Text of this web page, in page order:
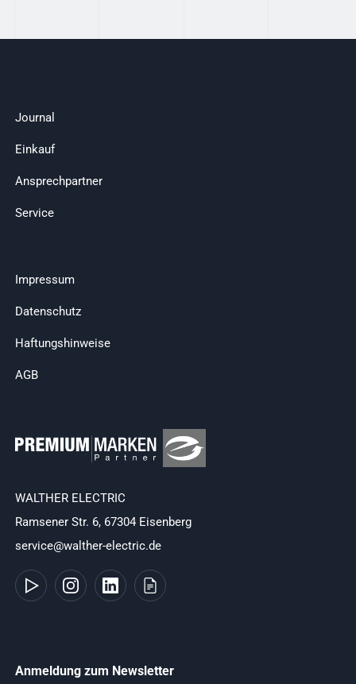
Journal
Einkauf
Ansprechpartner
Service
Impressum
Datenschutz
Haftungshinweise
AGB
WALTHER ELECTRIC
Ramsener Str. 6, 67304 Eisenberg
service@walther-electric.de
Anmeldung zum Newsletter